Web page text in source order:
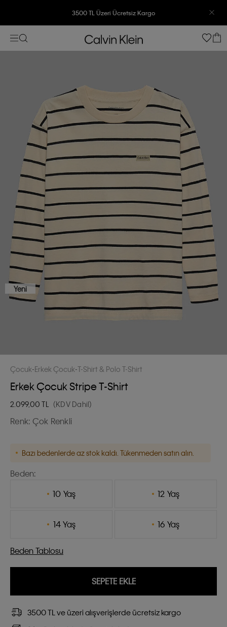
3500 TL Üzeri Ücretsiz Kargo
7500 TL Ve Üzeri Alışverişlerinizde 6 Taksit İmkanı
Yeni
Çocuk Erkek Çocuk T-Shirt & Polo T-Shirt
Erkek Çocuk Stripe T-Shirt
2.099,00 TL (KDV Dahil)
Renk: Çok Renkli
Bazı bedenlerde az stok kaldı. Tükenmeden satın alın.
Beden:
10 Yaş
12 Yaş
14 Yaş 16 Yaş
Beden Tablosu
SEPETE EKLE
3500 TL ve üzeri alışverişlerde ücretsiz kargo